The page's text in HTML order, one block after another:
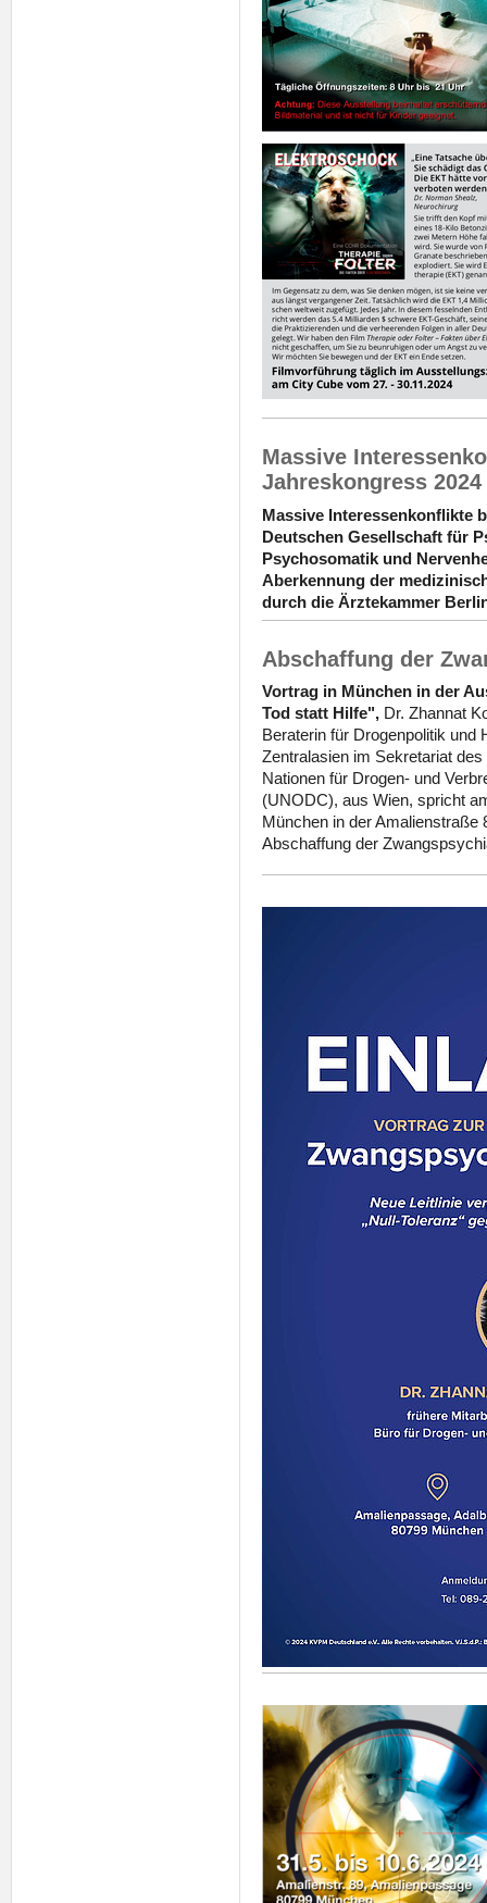
Massive
Jahreskongress
Massive Interessenkonflikte
Deutschen Gesellschaft für
Psychosomatik und
Aberkennung der
durch die Ärztekammer
Abschaffung der
Vortrag in München in der
Tod statt Hilfe", Dr. Zhannat
Beraterin für Drogenpolitik und
Zentralasien im Sekretariat
Nationen für Drogen- und
(UNODC), aus Wien, spricht
München in der Amalienstraße
Abschaffung der